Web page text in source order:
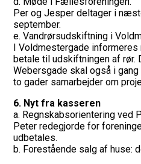
Per og Jesper deltager i
september.
e. Vandrørsudskiftning i
I Voldmestergade informeres
betale til udskiftningen af rør.
Webersgade skal også i
to gader samarbejder om
6. Nyt fra kasseren
a. Regnskabsorientering ved
Peter redegjorde for
udbetales.
b. Forestående salg af huse: